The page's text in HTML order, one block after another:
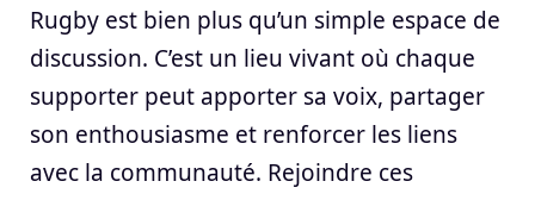
Rugby est bien plus qu’un simple espace de
discussion. C’est un lieu vivant où chaque
supporter peut apporter sa voix, partager
son enthousiasme et renforcer les liens
avec la communauté. Rejoindre ces